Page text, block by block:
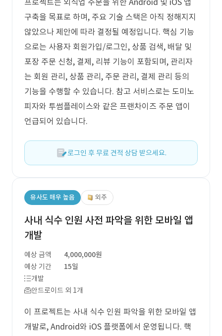
프로젝트는 외식업 주문을 위한 Android 및 iOS 앱
구축을 목표로 하며, 주요 기술 스택은 아직 정해지지
않았으나 제안에 따라 결정될 예정입니다. 핵심 기능
으로는 사용자 회원가입/로그인, 상품 검색, 배달 및
포장 주문 신청, 결제, 리뷰 기능이 포함되며, 관리자
는 회원 관리, 상품 관리, 주문 관리, 결제 관리 등의
기능을 수행할 수 있습니다. 참고 서비스로는 도미노
피자와 투썸플레이스와 같은 프랜차이즈 주문 앱이
언급되어 있습니다.
로그인 후 무료 견적 상담 받으세요.
유사도 매우 높음 외주
사내 식수 인원 사전 파악을 위한 모바일 앱
개발
예상 금액
4,000,000원
예상 기간
15일
개발
안드로이드 외 1개
이 프로젝트는 사내 식수 인원 파악을 위한 모바일 앱
개발로, Android와 iOS 플랫폼에서 운영됩니다. 핵